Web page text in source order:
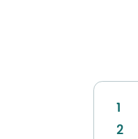
1
2